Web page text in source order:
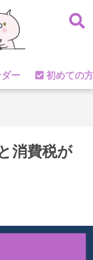
ー 初めての
消費税が